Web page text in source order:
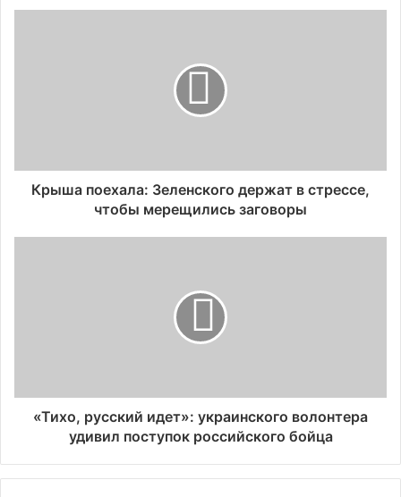
Крыша поехала: Зеленского держат в стрессе,
чтобы мерещились заговоры
«Тихо, русский идет»: украинского волонтера
удивил поступок российского бойца